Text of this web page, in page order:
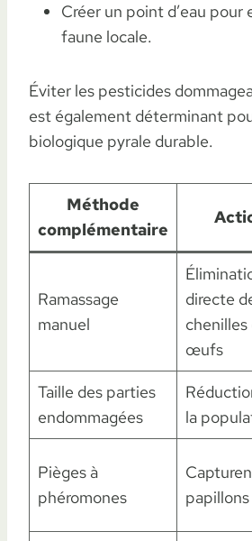
Créer un point d’eau pour
faune locale.
Éviter les pesticides
est également déterminant
biologique pyrale durable.
Méthode
complémentaire
Ramassage
manuel
directe
œufs
Taille des parties
endommagées
la
Pièges à
phéromones